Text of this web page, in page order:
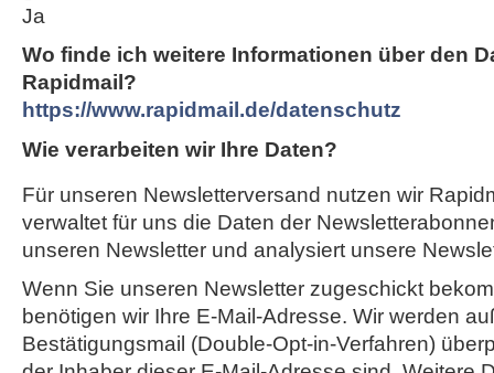
Ja
Wo finde ich weitere Informationen über den
Rapidmail?
https://www.rapidmail.de/datenschutz
Wie verarbeiten wir Ihre Daten?
Für unseren Newsletterversand nutzen wir
verwaltet für uns die Daten der
unseren Newsletter und analysiert unsere
Wenn Sie unseren Newsletter zugeschickt
benötigen wir Ihre E-Mail-Adresse. Wir werden
Bestätigungsmail (Double-Opt-in-Verfahren)